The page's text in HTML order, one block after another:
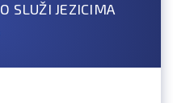
SLUŽI JEZICIMA